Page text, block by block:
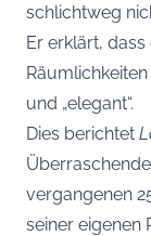
schlichtweg
Er erklärt, dass
und „elegant“.
Dies berichtet
vergangenen
seiner eigenen